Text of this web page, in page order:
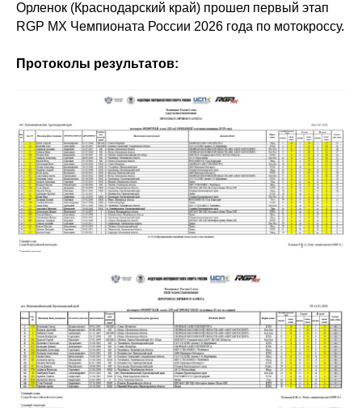
Орленок (Краснодарский край) прошел первый этап
RGP MX Чемпионата России 2026 года по мотокроссу.
Протоколы результатов: